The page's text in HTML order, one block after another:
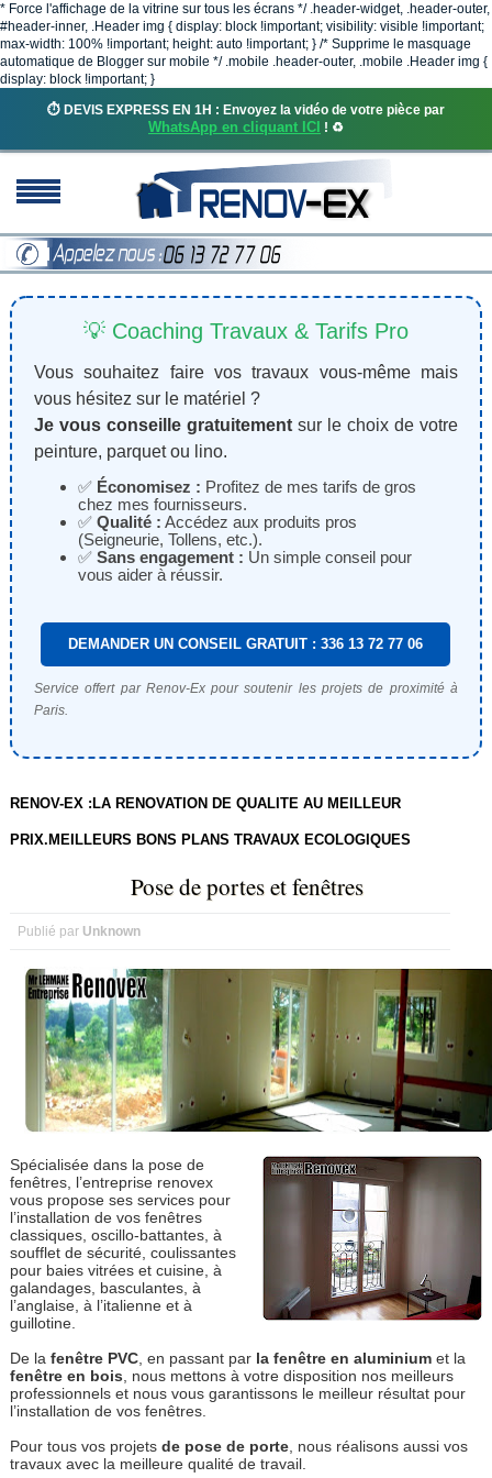
* Force l'affichage de la vitrine sur tous les écrans */ .header-widget, .header-outer,
#header-inner, .Header img { display: block !important; visibility: visible !important;
max-width: 100% !important; height: auto !important; } /* Supprime le masquage
automatique de Blogger sur mobile */ .mobile .header-outer, .mobile .Header img {
display: block !important; }
⏱️ DEVIS EXPRESS EN 1H : Envoyez la vidéo de votre pièce par
WhatsApp en cliquant ICI ! ♻️
💡 Coaching Travaux & Tarifs Pro
Vous souhaitez faire vos travaux vous-même mais
vous hésitez sur le matériel ?
Je vous conseille gratuitementsur le choix de votre
peinture, parquet ou lino.
✅ Économisez : Profitez de mes tarifs de gros
chez mes fournisseurs.
✅ Qualité : Accédez aux produits pros
(Seigneurie, Tollens, etc.).
✅ Sans engagement : Un simple conseil pour
vous aider à réussir.
DEMANDER UN CONSEIL GRATUIT : 336 13 72 77 06
Service offert par Renov-Ex pour soutenir les projets de proximité à
Paris.
RENOV-EX :LA RENOVATION DE QUALITE AU MEILLEUR
PRIX.MEILLEURS BONS PLANS TRAVAUX ECOLOGIQUES
Pose de portes et fenêtres
Publié par Unknown
Spécialisée dans la pose de
fenêtres, l’entreprise renovex
vous propose ses services pour
l’installation de vos fenêtres
classiques, oscillo-battantes, à
soufflet de sécurité, coulissantes
pour baies vitrées et cuisine, à
galandages, basculantes, à
l’anglaise, à l’italienne et à
guillotine.
De la fenêtre PVC, en passant par la fenêtre en aluminiumet la
fenêtre en bois , nous mettons à votre disposition nos meilleurs
professionnels et nous vous garantissons le meilleur résultat pour
l’installation de vos fenêtres.
Pour tous vos projets de pose de porte, nous réalisons aussi vos
travaux avec la meilleure qualité de travail.